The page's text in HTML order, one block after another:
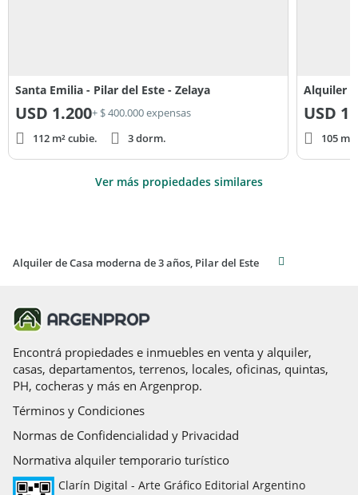
Santa Emilia - Pilar del Este - Zelaya
USD 1.200+ $ 400.000 expensas
112 m² cubie.
3 dorm.
USD
105
Ver más propiedades similares
Alquiler de Casa moderna de 3 años, Pilar del Este
Encontrá propiedades e inmuebles en venta y alquiler,
casas, departamentos, terrenos, locales, oficinas, quintas,
PH, cocheras y más en Argenprop.
Términos y Condiciones
Normas de Confidencialidad y Privacidad
Normativa alquiler temporario turístico
Clarín Digital - Arte Gráfico Editorial Argentino